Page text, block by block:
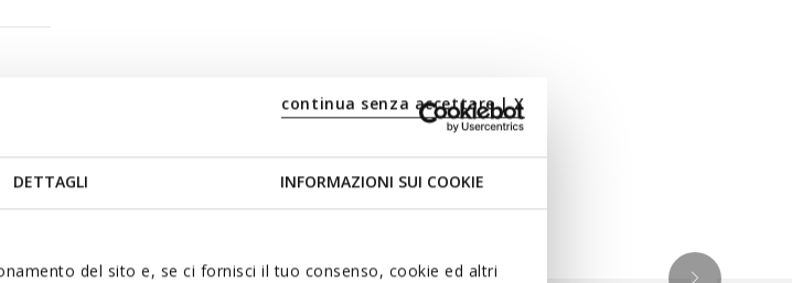
DETTAGLI INFORMAZIONI SUI COOKIE
del sito e, se ci fornisci il tuo consenso, cookie ed altri
continua senza accettare | X